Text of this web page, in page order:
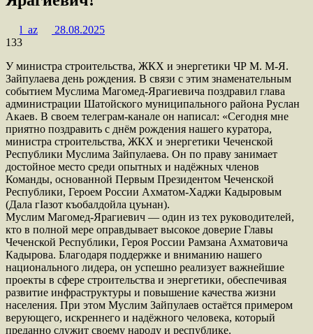
l_az
28.08.2025
133
У министра строительства, ЖКХ и энергетики ЧР М. М-Я.
Зайпулаева день рождения. В связи с этим знаменательным
событием Муслима Магомед-Ярагиевича поздравил глава
администрации Шатойского муниципального района Руслан
Акаев. В своем телеграм-канале он написал: «Сегодня мне
приятно поздравить с днём рождения нашего куратора,
министра строительства, ЖКХ и энергетики Чеченской
Республики Муслима Зайпулаева. Он по праву занимает
достойное место среди опытных и надёжных членов
Команды, основанной Первым Президентом Чеченской
Республики, Героем России Ахматом-Хаджи Кадыровым
(Дала гIазот къобалдойла цуьнан).
Муслим Магомед-Ярагиевич — один из тех руководителей,
кто в полной мере оправдывает высокое доверие Главы
Чеченской Республики, Героя России Рамзана Ахматовича
Кадырова. Благодаря поддержке и вниманию нашего
национального лидера, он успешно реализует важнейшие
проекты в сфере строительства и энергетики, обеспечивая
развитие инфраструктуры и повышение качества жизни
населения. При этом Муслим Зайпулаев остаётся примером
верующего, искреннего и надёжного человека, который
преданно служит своему народу и республике.